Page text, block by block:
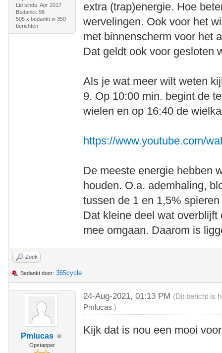
Lid sinds: Apr 2017
Bedankt: 98
505 x bedankt in 350
berichten
extra (trap)energie. Hoe
wervelingen. Ook voor het
met binnenscherm voor het
Dat geldt ook voor gesloten
Als je wat meer wilt weten
9. Op 10:00 min. begint de
wielen en op 16:40 de
https://www.youtube.com/
De meeste energie hebben
houden. O.a. ademhaling,
tussen de 1 en 1,5%
Dat kleine deel wat
mee omgaan. Daarom is
Zoek
Bedankt door: 365cycle
Pmlucas
Opstapper
24-Aug-2021, 01:13 PM (Dit bericht is
Pmlucas.)
Kijk dat is nou een mooi